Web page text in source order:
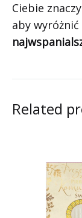
Ciebie
aby
Related